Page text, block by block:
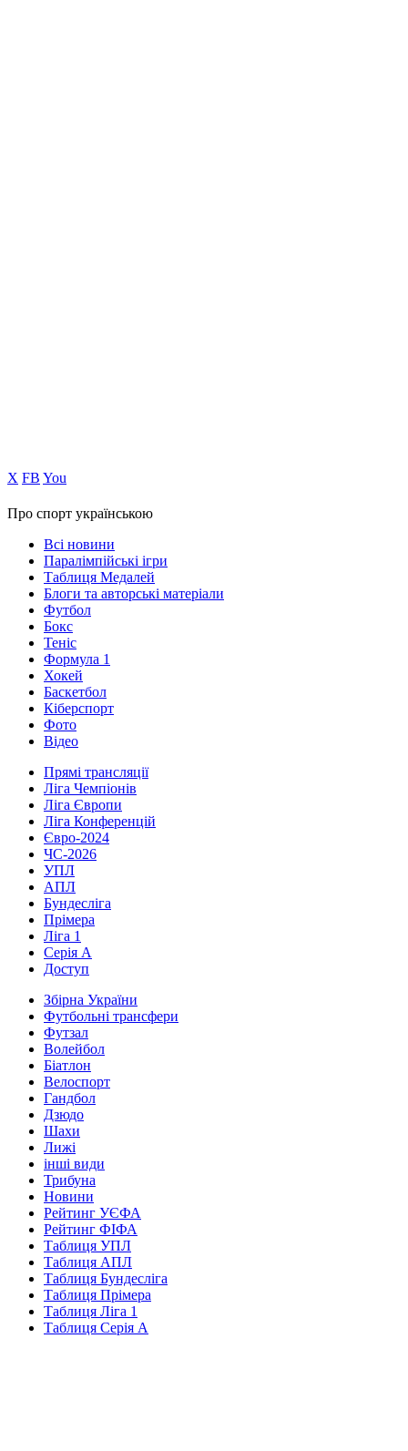
Х FB You
Про спорт українською
Всі новини
Паралімпійські ігри
Таблиця Медалей
Блоги та авторські матеріали
Футбол
Бокс
Теніс
Формула 1
Хокей
Баскетбол
Кіберспорт
Фото
Відео
Прямі трансляції
Ліга Чемпіонів
Ліга Європи
Ліга Конференцій
Євро-2024
ЧС-2026
УПЛ
АПЛ
Бундесліга
Прімера
Ліга 1
Серія А
Доступ
Збірна України
Футбольні трансфери
Футзал
Волейбол
Біатлон
Велоспорт
Гандбол
Дзюдо
Шахи
Лижі
інші види
Трибуна
Новини
Рейтинг УЄФА
Рейтинг ФІФА
Таблиця УПЛ
Таблиця АПЛ
Таблиця Бундесліга
Таблиця Прімера
Таблиця Ліга 1
Таблиця Серія А